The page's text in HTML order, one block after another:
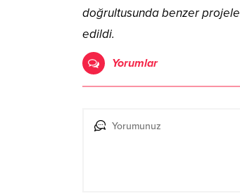
doğrultusunda benzer
edildi.
Yorumlar